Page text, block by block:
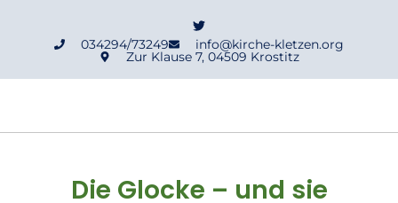
034294/73249 info@kirche-kletzen.org
Zur Klause 7, 04509 Krostitz
Die Glocke – und sie